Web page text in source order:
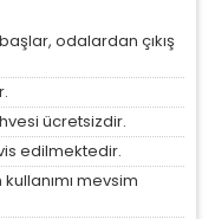
anonim olarak
ve
anlamamıza
odalardan çıkış
ücretsizdir.
edilmektedir.
mevsim